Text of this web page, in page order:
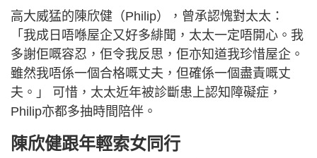
高大威猛的陳欣健（Philip），曾承認愧對太太：
「我成日唔喺屋企又好多緋聞，太太一定唔開心。我
多謝佢嘅容忍，佢令我反思，佢亦知道我珍惜屋企。
雖然我唔係一個合格嘅丈夫，但確係一個盡責嘅丈
夫。」 可惜，太太近年被診斷患上認知障礙症，
Philip亦都多抽時間陪伴。
陳欣健跟年輕索女同行